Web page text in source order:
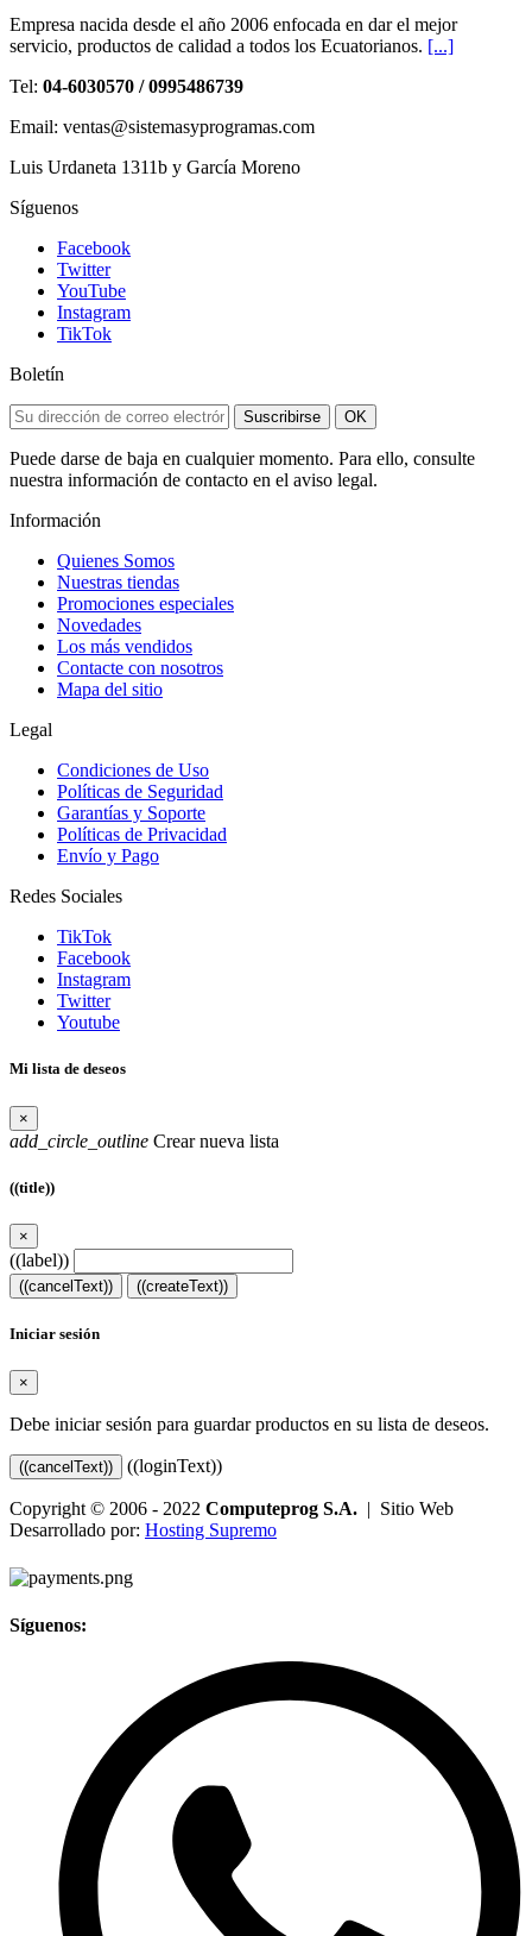
Empresa nacida desde el año 2006 enfocada en dar el mejor
servicio, productos de calidad a todos los Ecuatorianos. [...]
Tel: 04-6030570 / 0995486739
Email: ventas@sistemasyprogramas.com
Luis Urdaneta 1311b y García Moreno
Síguenos
Facebook
Twitter
YouTube
Instagram
TikTok
Boletín
Suscribirse OK
Puede darse de baja en cualquier momento. Para ello, consulte
nuestra información de contacto en el aviso legal.
Información
Quienes Somos
Nuestras tiendas
Promociones especiales
Novedades
Los más vendidos
Contacte con nosotros
Mapa del sitio
Legal
Condiciones de Uso
Políticas de Seguridad
Garantías y Soporte
Políticas de Privacidad
Envío y Pago
Redes Sociales
TikTok
Facebook
Instagram
Twitter
Youtube
Mi lista de deseos
×
add_circle_outline Crear nueva lista
((title))
×
((label))
((cancelText)) ((createText))
Iniciar sesión
×
Debe iniciar sesión para guardar productos en su lista de deseos.
((cancelText)) ((loginText))
Copyright © 2006 - 2022 Computeprog S.A. | Sitio Web
Desarrollado por: Hosting Supremo
Síguenos: